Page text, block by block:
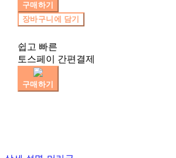
구매하기
장바구니에 담기
쉽고 빠른
토스페이 간편결제
구매하기